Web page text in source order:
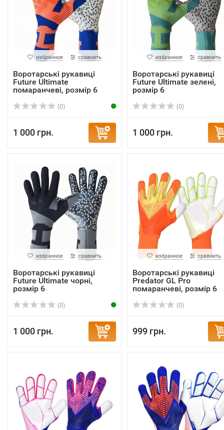
избранное сравнить
Воротарські рукавиці
Future Ultimate
помаранчеві, розмір 6
(0)
1 000 грн.
избранное сравнить
Воротарські рукавиці
Future Ultimate зелені,
розмір 6
(0)
1 000 грн.
избранное сравнить
Воротарські рукавиці
Future Ultimate чорні,
розмір 6
(0)
1 000 грн.
избранное сравнить
Воротарські рукавиці
Predator GL Pro
помаранчеві, розмір 6
(0)
999 грн.